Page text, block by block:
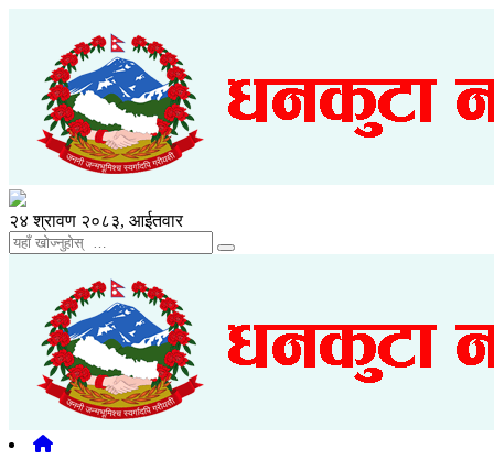
२४ श्रावण २०८३, आईतवार